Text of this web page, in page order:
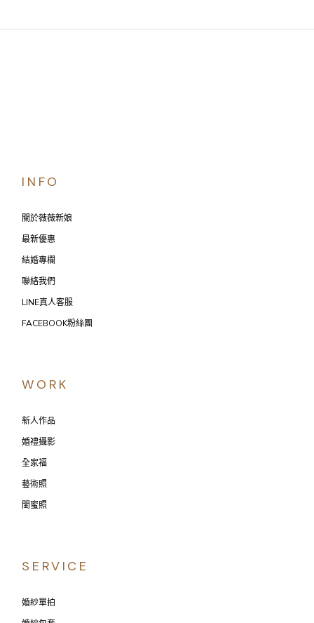
INFO
關於薇薇新娘
最新優惠
結婚專欄
聯絡我們
LINE真人客服
FACEBOOK粉絲團
WORK
新人作品
婚禮攝影
全家福
藝術照
閨蜜照
SERVICE
婚紗單拍